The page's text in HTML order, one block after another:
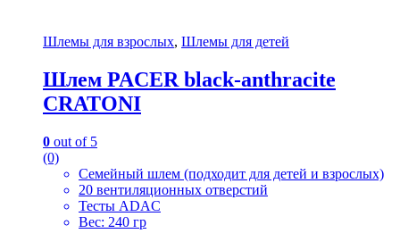
Шлемы для взрослых, Шлемы для детей
Шлем PACER black-anthracite
CRATONI
0 out of 5
(0)
Семейный шлем (подходит для детей и взрослых)
20 вентиляционных отверстий
Тесты ADAC
Вес: 240 гр